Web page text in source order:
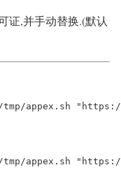
证,并手动替换.(默认